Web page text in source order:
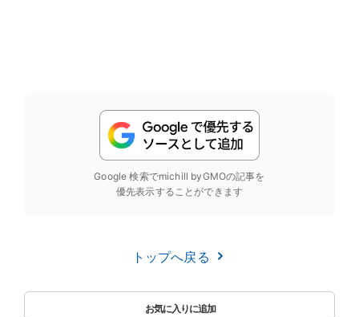
Google 検索でmichill byGMOの記事を
優先表示することができます
トップへ戻る